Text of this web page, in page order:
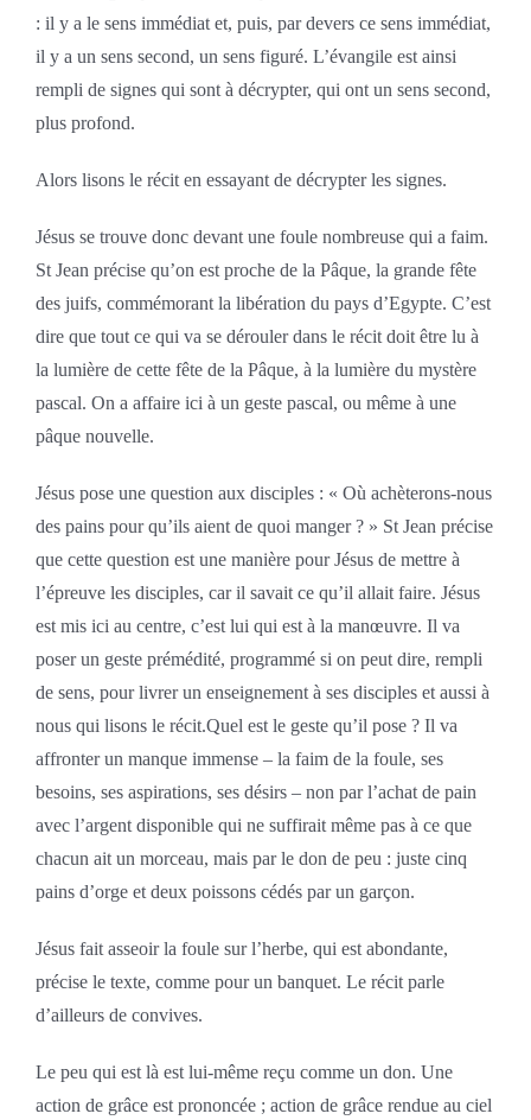
: il y a le sens immédiat et, puis, par devers ce sens immédiat,
il y a un sens second, un sens figuré. L’évangile est ainsi
rempli de signes qui sont à décrypter, qui ont un sens second,
plus profond.
Alors lisons le récit en essayant de décrypter les signes.
Jésus se trouve donc devant une foule nombreuse qui a faim.
St Jean précise qu’on est proche de la Pâque, la grande fête
des juifs, commémorant la libération du pays d’Egypte. C’est
dire que tout ce qui va se dérouler dans le récit doit être lu à
la lumière de cette fête de la Pâque, à la lumière du mystère
pascal. On a affaire ici à un geste pascal, ou même à une
pâque nouvelle.
Jésus pose une question aux disciples : « Où achèterons-nous
des pains pour qu’ils aient de quoi manger ? » St Jean précise
que cette question est une manière pour Jésus de mettre à
l’épreuve les disciples, car il savait ce qu’il allait faire. Jésus
est mis ici au centre, c’est lui qui est à la manœuvre. Il va
poser un geste prémédité, programmé si on peut dire, rempli
de sens, pour livrer un enseignement à ses disciples et aussi à
nous qui lisons le récit.Quel est le geste qu’il pose ? Il va
affronter un manque immense – la faim de la foule, ses
besoins, ses aspirations, ses désirs – non par l’achat de pain
avec l’argent disponible qui ne suffirait même pas à ce que
chacun ait un morceau, mais par le don de peu : juste cinq
pains d’orge et deux poissons cédés par un garçon.
Jésus fait asseoir la foule sur l’herbe, qui est abondante,
précise le texte, comme pour un banquet. Le récit parle
d’ailleurs de convives.
Le peu qui est là est lui-même reçu comme un don. Une
action de grâce est prononcée ; action de grâce rendue au ciel